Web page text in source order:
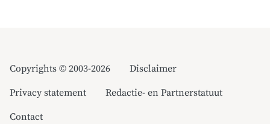
Copyrights © 2003-2026
Disclaimer
Privacy statement
Redactie- en Partnerstatuut
Contact